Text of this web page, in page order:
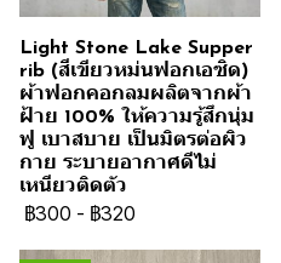
Light Stone Lake Supper
rib (สีเขียวหม่นฟอกเอซิด)
ผ้าฟอกคอกลมผลิตจากผ้า
ฝ้าย 100% ให้ความรู้สึกนุ่ม
ฟู เบาสบาย เป็นมิตรต่อผิว
กาย ระบายอากาศดีไม่
เหนียวติดตัว
฿300 - ฿320